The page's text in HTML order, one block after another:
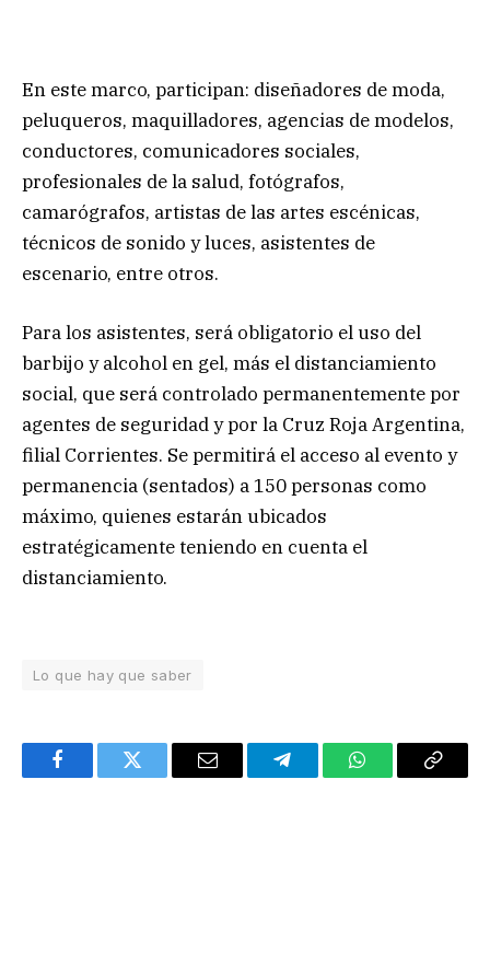
En este marco, participan: diseñadores de moda,
peluqueros, maquilladores, agencias de modelos,
conductores, comunicadores sociales,
profesionales de la salud, fotógrafos,
camarógrafos, artistas de las artes escénicas,
técnicos de sonido y luces, asistentes de
escenario, entre otros.
Para los asistentes, será obligatorio el uso del
barbijo y alcohol en gel, más el distanciamiento
social, que será controlado permanentemente por
agentes de seguridad y por la Cruz Roja Argentina,
filial Corrientes. Se permitirá el acceso al evento y
permanencia (sentados) a 150 personas como
máximo, quienes estarán ubicados
estratégicamente teniendo en cuenta el
distanciamiento.
Lo que hay que saber
FacebookTwitter Email TelegramWhatsAppCopy